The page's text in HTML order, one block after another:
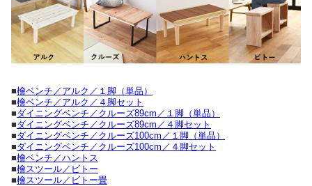
■檜ベンチ／アルク／１脚（単品）
■檜ベンチ／アルク／４脚セット
■ダイニングベンチ／クルーズ89cm／１脚（単品）
■ダイニングベンチ／クルーズ89cm／４脚セット
■ダイニングベンチ／クルーズ100cm／１脚（単品）
■ダイニングベンチ／クルーズ100cm／４脚セット
■檜ベンチ／ハントス
■檜スツール／ビトー
■檜スツール／ビトー畳